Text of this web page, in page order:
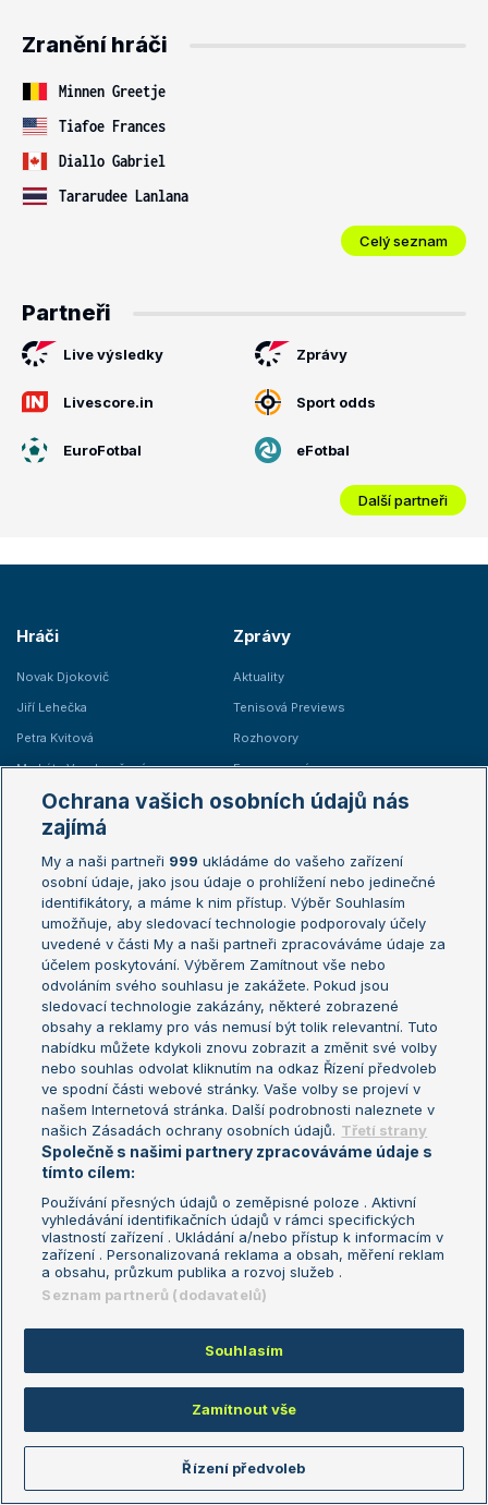
Zranění hráči
Minnen Greetje
Tiafoe Frances
Diallo Gabriel
Tararudee Lanlana
Celý seznam
Partneři
Live výsledky Zprávy
Livescore.in Sport odds
EuroFotbal eFotbal
Další partneři
Hráči
Novak Djokovič
Jiří Lehečka
Petra Kvitová
Markéta Vondroušová
Iga Swiatek
Marie Bouzková
Zprávy
Aktuality
Tenisová Previews
Rozhovory
Express zprávy
Žebříčky
Žebříček ATP (muži)
Žebříček WTA (ženy)
Sázkařský žebříček
Kalendář turnajů
Australian Open
French Open
Wimbledon
US Open
Turnaj mistrů
Turnaj mistryň
Aktualní trendy
Fotbalové přestupy
Livesport Daily
Nastavení soukromí
GDPR a žurnalistika
Reklama
Kontakt
Copyright © 2008-2026 TenisPortal.cz. Využíváme zpravodajství ČTK.
Ochrana vašich osobních údajů nás
zajímá
My a naši partneři 999 ukládáme do vašeho zařízení
osobní údaje, jako jsou údaje o prohlížení nebo jedinečné
identifikátory, a máme k nim přístup. Výběr Souhlasím
umožňuje, aby sledovací technologie podporovaly účely
uvedené v části My a naši partneři zpracováváme údaje za
účelem poskytování. Výběrem Zamítnout vše nebo
odvoláním svého souhlasu je zakážete. Pokud jsou
sledovací technologie zakázány, některé zobrazené
obsahy a reklamy pro vás nemusí být tolik relevantní. Tuto
nabídku můžete kdykoli znovu zobrazit a změnit své volby
nebo souhlas odvolat kliknutím na odkaz Řízení předvoleb
ve spodní části webové stránky. Vaše volby se projeví v
našem Internetová stránka. Další podrobnosti naleznete v
našich Zásadách ochrany osobních údajů. Třetí strany
Společně s našimi partnery zpracováváme údaje s
tímto cílem:
Používání přesných údajů o zeměpisné poloze . Aktivní
vyhledávání identifikačních údajů v rámci specifických
vlastností zařízení . Ukládání a/nebo přístup k informacím v
zařízení . Personalizovaná reklama a obsah, měření reklam
a obsahu, průzkum publika a rozvoj služeb .
Seznam partnerů (dodavatelů)
Souhlasím
Zamítnout vše
Řízení předvoleb